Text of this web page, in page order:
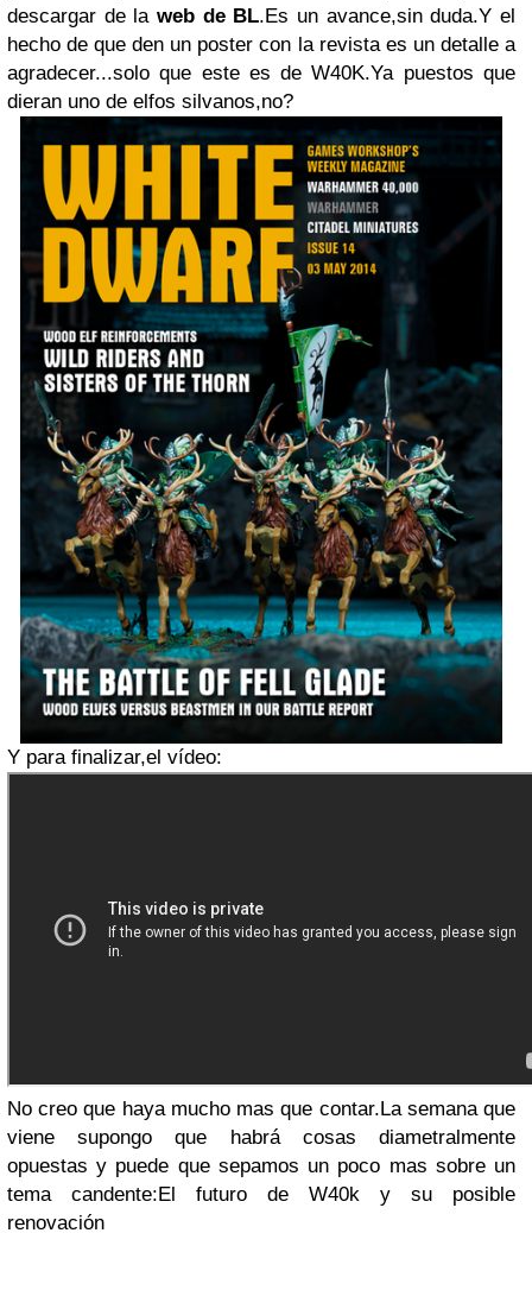
descargar de la web de BL.Es un avance,sin duda.Y el
hecho de que den un poster con la revista es un detalle a
agradecer...solo que este es de W40K.Ya puestos que
dieran uno de elfos silvanos,no?
Y para finalizar,el vídeo:
No creo que haya mucho mas que contar.La semana que
viene supongo que habrá cosas diametralmente
opuestas y puede que sepamos un poco mas sobre un
tema candente:El futuro de W40k y su posible
renovación